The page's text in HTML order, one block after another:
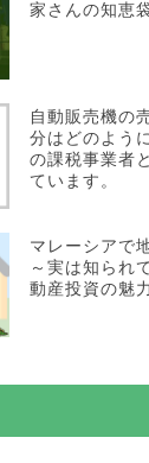
家さんの知恵袋
自動販売機の
分はどのよう
の課税事業者
ています。
マレーシアで
～実は知られ
動産投資の魅